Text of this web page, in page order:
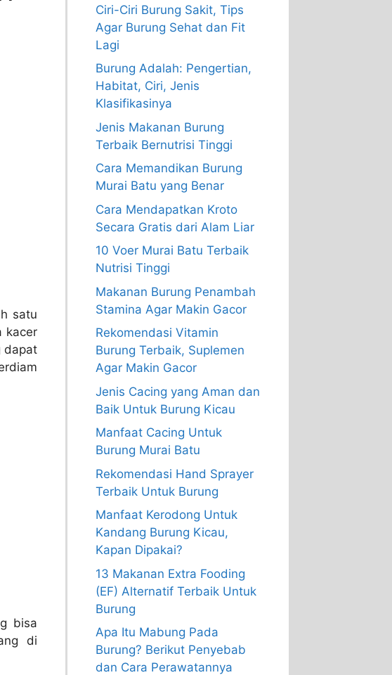
satu
kacer
dapat
bisa
di
Ciri-Ciri Burung Sakit, Tips
Agar Burung Sehat dan Fit
Lagi
Burung Adalah: Pengertian,
Habitat, Ciri, Jenis
Klasifikasinya
Jenis Makanan Burung
Terbaik Bernutrisi Tinggi
Cara Memandikan Burung
Murai Batu yang Benar
Cara Mendapatkan Kroto
Secara Gratis dari Alam Liar
10 Voer Murai Batu Terbaik
Nutrisi Tinggi
Makanan Burung Penambah
Stamina Agar Makin Gacor
Rekomendasi Vitamin
Burung Terbaik, Suplemen
Agar Makin Gacor
Jenis Cacing yang Aman dan
Baik Untuk Burung Kicau
Manfaat Cacing Untuk
Burung Murai Batu
Rekomendasi Hand Sprayer
Terbaik Untuk Burung
Manfaat Kerodong Untuk
Kandang Burung Kicau,
Kapan Dipakai?
13 Makanan Extra Fooding
(EF) Alternatif Terbaik Untuk
Burung
Apa Itu Mabung Pada
Burung? Berikut Penyebab
dan Cara Perawatannya